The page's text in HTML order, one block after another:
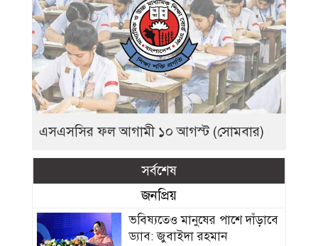
এসএসসির ফল আগামী ১০ আগস্ট (সোমবার)
সর্বশেষ
জনপ্রিয়
ভবিষ্যতেও মানুষের পাশে দাঁড়াবে
ড্যাব: জুবাইদা রহমান